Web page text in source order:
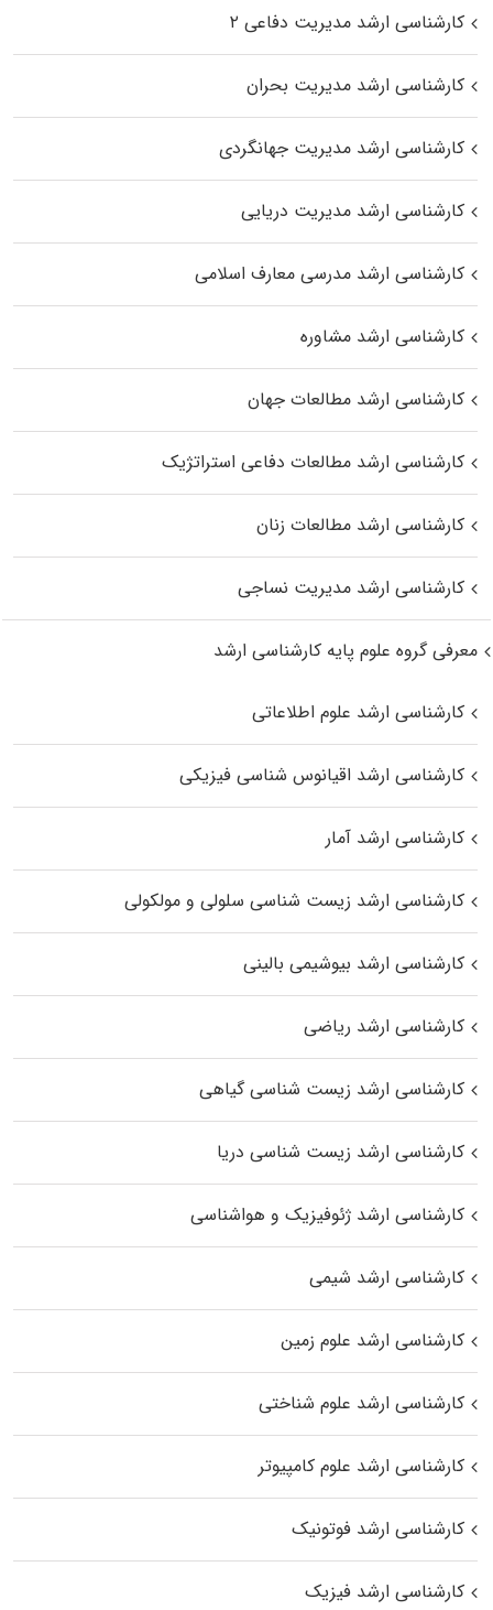
کارشناسی ارشد مدیریت دفاعی ۲
کارشناسی ارشد مدیریت بحران
کارشناسی ارشد مدیریت جهانگردی
کارشناسی ارشد مدیریت دریایی
کارشناسی ارشد مدرسی معارف اسلامی
کارشناسی ارشد مشاوره
کارشناسی ارشد مطالعات جهان
کارشناسی ارشد مطالعات دفاعی استراتژیک
کارشناسی ارشد مطالعات زنان
کارشناسی ارشد مدیریت نساجی
معرفی گروه علوم پایه کارشناسی ارشد
کارشناسی ارشد علوم اطلاعاتی
کارشناسی ارشد اقیانوس‌ شناسی فیزیکی
کارشناسی ارشد آمار
کارشناسی ارشد زیست شناسی سلولی و مولکولی
کارشناسی ارشد بیوشیمی بالینی
کارشناسی ارشد ریاضی
کارشناسی ارشد زیست‌ شناسی گیاهی
کارشناسی ارشد زیست‌ شناسی دریا
کارشناسی ارشد ژئوفیزیک و هواشناسی
کارشناسی ارشد شیمی
کارشناسی ارشد علوم زمین
کارشناسی ارشد علوم شناختی
کارشناسی ارشد علوم کامپیوتر
کارشناسی ارشد فوتونیک
کارشناسی ارشد فیزیک